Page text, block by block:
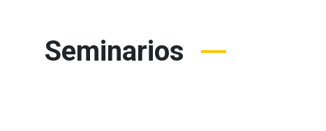
Seminarios